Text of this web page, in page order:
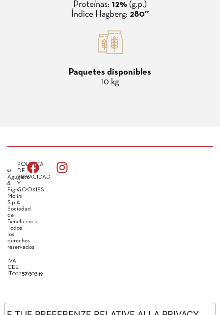
Proteínas: 12% (g.p.)
Índice Hagberg: 280″
Paquetes disponibles
10 kg
©
Agugiaro
&
Figna
Molini
S.p.A.
Sociedad
de
Beneficencia
Todos
los
derechos
reservados
IVA
CEE
IT02257630349
POLÍTICA
DE
PRIVACIDAD
Y
COOKIES